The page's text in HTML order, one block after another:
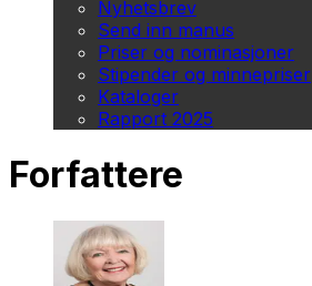
Nyhetsbrev
Send inn manus
Priser og nominasjoner
Stipender og minnepriser
Kataloger
Rapport 2025
Forfattere